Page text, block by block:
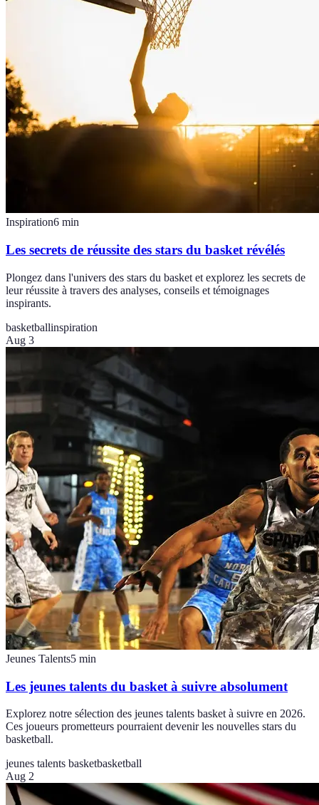
Inspiration6 min
Les secrets de réussite des stars du basket révélés
Plongez dans l'univers des stars du basket et explorez les secrets de
leur réussite à travers des analyses, conseils et témoignages
inspirants.
basketballinspiration
Aug 3
Jeunes Talents5 min
Les jeunes talents du basket à suivre absolument
Explorez notre sélection des jeunes talents basket à suivre en 2026.
Ces joueurs prometteurs pourraient devenir les nouvelles stars du
basketball.
jeunes talents basketbasketball
Aug 2